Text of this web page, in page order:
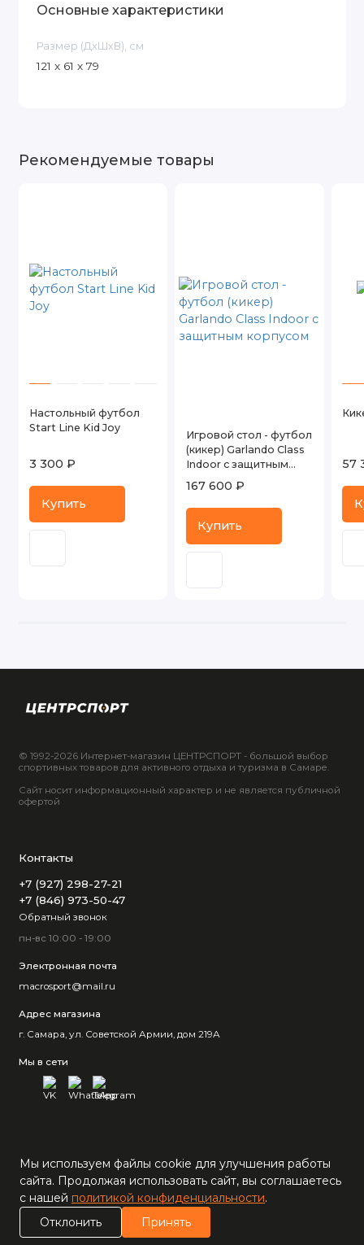
Каталог Поиск Корзина
Основные характеристики
Размер (ДxШxВ), см
121 x 61 x 79
Рекомендуемые товары
Настольный футбол
Start Line Kid Joy
3 300 ₽
Купить
Игровой стол - футбол
(кикер) Garlando Class
Indoor с защитным
корпусом
167 600 ₽
Купить
57
© 1992-2026 Интернет-магазин ЦЕНТРСПОРТ - большой выбор
спортивных товаров для активного отдыха и туризма в Самаре.
Сайт носит информационный характер и не является публичной
офертой
Контакты
+7 (927) 298-27-21
+7 (846) 973-50-47
Обратный звонок
пн-вс 10:00 - 19:00
Электронная почта
macrosport@mail.ru
Адрес магазина
г. Самара, ул. Советской Армии, дом 219А
Мы в сети
Мы используем файлы cookie для улучшения работы
сайта. Продолжая использовать сайт, вы соглашаетесь
с нашей политикой конфиденциальности.
Отклонить
Принять